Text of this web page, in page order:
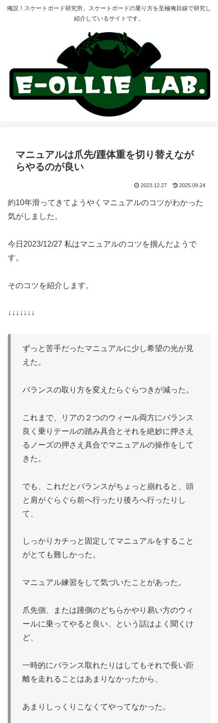
俺説！スケートボード研究所。スケートボードの乗り方を至極俺目線で研究し
紹介しているサイトです。
マニュアルは爪先/踵体重を切り替えなが
らやるのが良い
2023.12.27 2025.09.24
約10年滑ってきてようやくマニュアルのコツがわかった
気がしました。
今日2023/12/27 私はマニュアルのコツを掴んだようで
す。
そのコツを紹介します。
↓↓↓↓↓↓↓
ずっと苦手だったマニュアルに少し希望の光が見
えた。
バランスの取り方を変えたらぐらつきが減った。
これまで、リアの２つのウィール両方にバランス
良く乗りテールの踏み具合とそれを絶妙に押さえ
るノーズの押さえ具合でマニュアルの操作をして
きた。
でも、これだとバランスがちょっと崩れると、頭
と肩がぐらぐら前へ行ったり後ろへ行ったりし
て、
しっかりカチっと固定してマニュアルをすること
がとても難しかった。
マニュアル練習をして気づいたことがあった。
爪先側、または踵側のどちらかやり易い方のウィ
ールに乗ってやると良い、という話はよく聞くけ
ど、
一時的にバランス取れたりはしてもそれで長い距
離を走れることはあまりなかったから、
あまりしっくりこなくてやってなかった。